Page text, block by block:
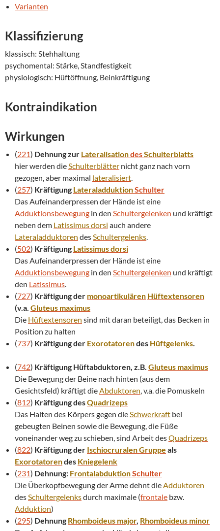
Varianten
Klassifizierung
klassisch: Stehhaltung
psychomental: Stärke, Standfestigkeit
physiologisch: Hüftöffnung, Beinkräftigung
Kontraindikation
Wirkungen
(221) Dehnung zur LateralisationdesSchulterblatts
hier werden dieSchulterblätter nicht ganz nach vorn
gezogen, aber maximal lateralisiert.
(257) Kräftigung LateraladduktionSchulter
Das Aufeinanderpressen der Hände ist eine
Adduktionsbewegung in den Schultergelenken und kräftigt
neben dem Latissimus dorsi auch andere
Lateraladduktoren desSchultergelenks.
(502) Kräftigung Latissimus dorsi
Das Aufeinanderpressen der Hände ist eine
Adduktionsbewegung in den Schultergelenken und kräftigt
den Latissimus.
(727) Kräftigung der monoartikulären Hüftextensoren
(v.a. Gluteus maximus
Die Hüftextensoren sind mit daran beteiligt, das Becken in
Position zu halten
(737) Kräftigung der Exorotatorendes Hüftgelenks.
(742) Kräftigung Hüftabduktoren, z.B. Gluteus maximus
Die Bewegung der Beine nach hinten (aus dem
Gesichtsfeld) kräftigt dieAbduktoren, v.a. die Pomuskeln
(812) Kräftigung desQuadrizeps
Das Halten des Körpers gegen dieSchwerkraft bei
gebeugten Beinen sowie die Bewegung, die Füße
voneinander weg zu schieben, sind Arbeit desQuadrizeps
(822) Kräftigung der Ischiocruralen Gruppe als
Exorotatorendes Kniegelenk
(231) Dehnung: FrontalabduktionSchulter
Die Überkopfbewegung der Arme dehnt dieAdduktoren
desSchultergelenksdurch maximale (frontale bzw.
Adduktion)
(295) Dehnung Rhomboideus major, Rhomboideus minor